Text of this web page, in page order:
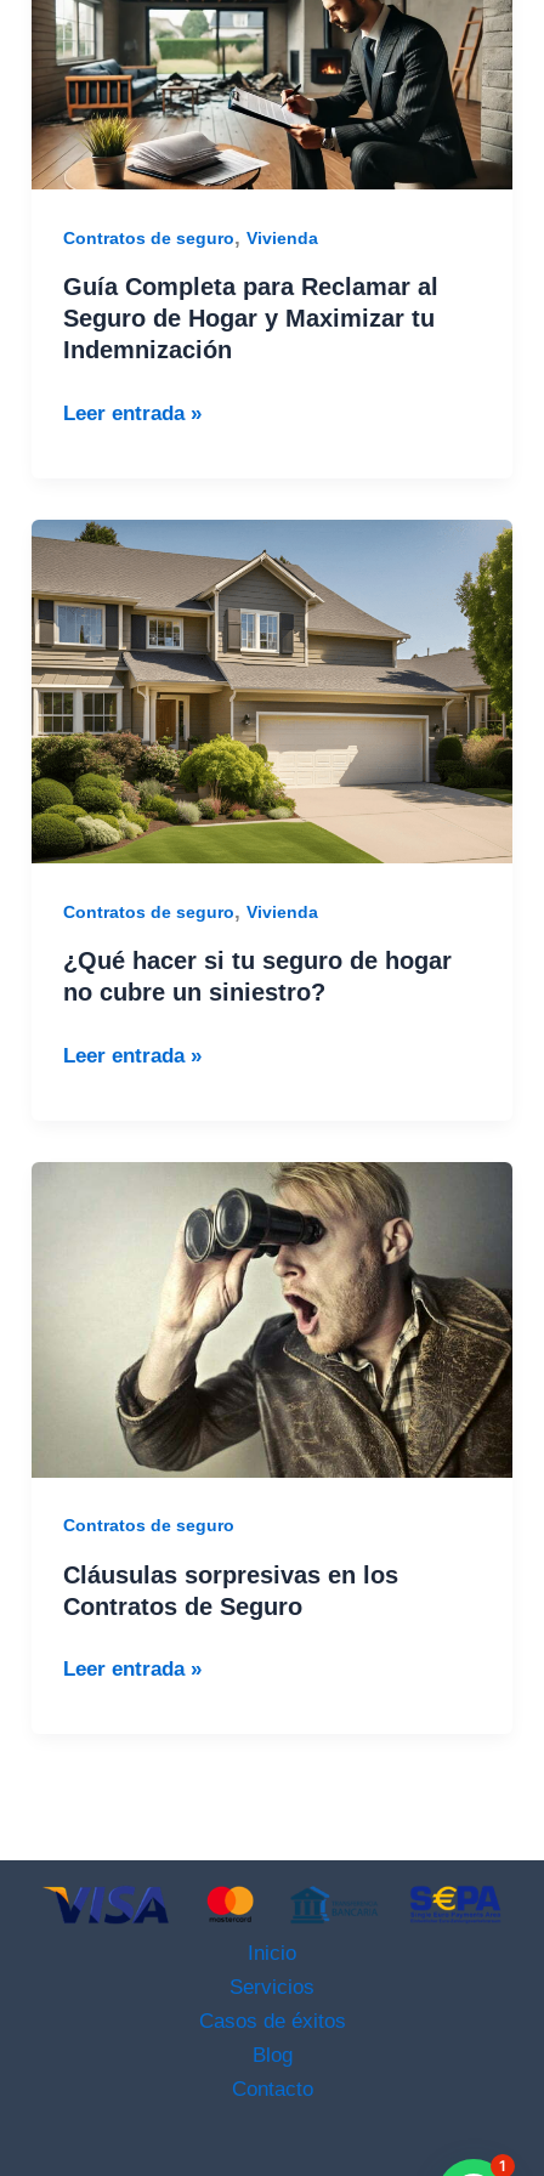
Contratos de seguro, Vivienda
Guía Completa para Reclamar al
Seguro de Hogar y Maximizar tu
Indemnización
Reclamar
al
Seguro
de
Hogar
Maximizar
Indemnización
Leer entrada »
Contratos de seguro, Vivienda
¿Qué hacer si tu seguro de hogar
no cubre un siniestro?
¿Qué
hacer
si
tu
seguro
de
hogar
no
cubre
un
Leer entrada »
Contratos de seguro
Cláusulas sorpresivas en los
Contratos de Seguro
Seguro
Leer entrada »
Inicio
Servicios
Casos de éxitos
Blog
Contacto
1